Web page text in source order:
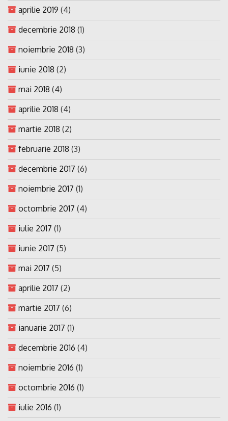
aprilie 2019 (4)
decembrie 2018 (1)
noiembrie 2018 (3)
iunie 2018 (2)
mai 2018 (4)
aprilie 2018 (4)
martie 2018 (2)
februarie 2018 (3)
decembrie 2017 (6)
noiembrie 2017 (1)
octombrie 2017 (4)
iulie 2017 (1)
iunie 2017 (5)
mai 2017 (5)
aprilie 2017 (2)
martie 2017 (6)
ianuarie 2017 (1)
decembrie 2016 (4)
noiembrie 2016 (1)
octombrie 2016 (1)
iulie 2016 (1)